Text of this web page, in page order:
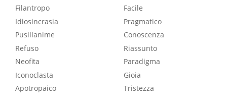
Filantropo
Idiosincrasia
Pusillanime
Refuso
Neofita
Iconoclasta
Apotropaico
Facile
Pragmatico
Conoscenza
Riassunto
Paradigma
Gioia
Tristezza